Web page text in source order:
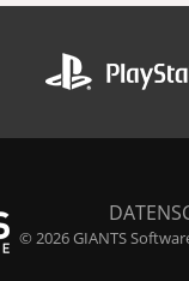
© 2026 GIANTS